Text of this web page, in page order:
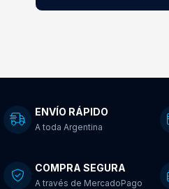
ENVÍO RÁPIDO
A toda Argentina
COMPRA SEGURA
A través de MercadoPago